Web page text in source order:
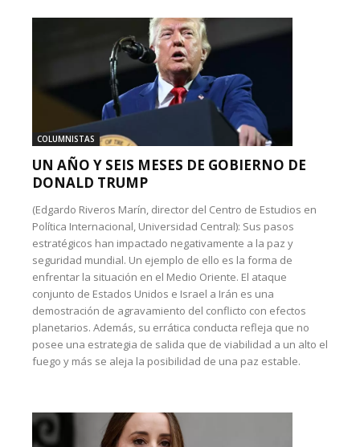
COLUMNISTAS
UN AÑO Y SEIS MESES DE GOBIERNO DE
DONALD TRUMP
(Edgardo Riveros Marín, director del Centro de Estudios en
Política Internacional, Universidad Central): Sus pasos
estratégicos han impactado negativamente a la paz y
seguridad mundial. Un ejemplo de ello es la forma de
enfrentar la situación en el Medio Oriente. El ataque
conjunto de Estados Unidos e Israel a Irán es una
demostración de agravamiento del conflicto con efectos
planetarios. Además, su errática conducta refleja que no
posee una estrategia de salida que de viabilidad a un alto el
fuego y más se aleja la posibilidad de una paz estable.